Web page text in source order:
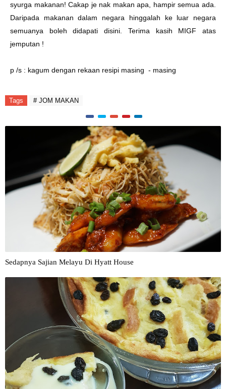
syurga makanan! Cakap je nak makan apa, hampir semua ada.
Daripada makanan dalam negara hinggalah ke luar negara
semuanya boleh didapati disini. Terima kasih MIGF atas
jemputan !
p /s : kagum dengan rekaan resipi masing - masing
Tags # JOM MAKAN
Sedapnya Sajian Melayu Di Hyatt House